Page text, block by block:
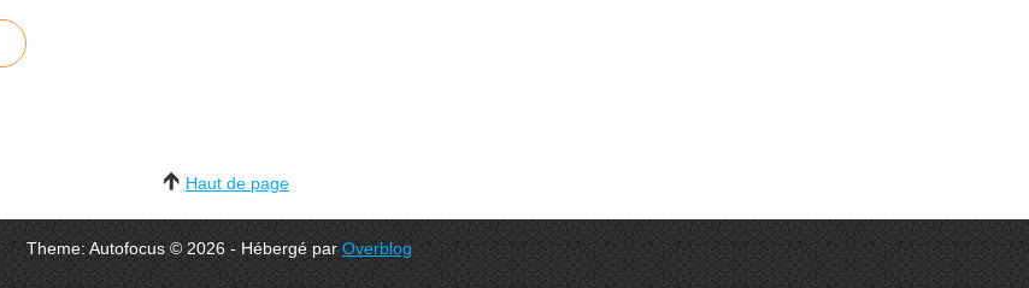
Haut de page
Theme: Autofocus © 2026 - Hébergé parOverblog